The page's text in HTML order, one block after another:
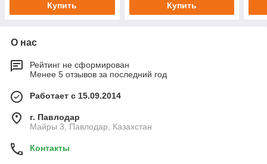
Купить Купить
О нас
Рейтинг не сформирован
Менее 5 отзывов за последний год
Работает с 15.09.2014
г. Павлодар
Майры 3, Павлодар, Казахстан
Контакты